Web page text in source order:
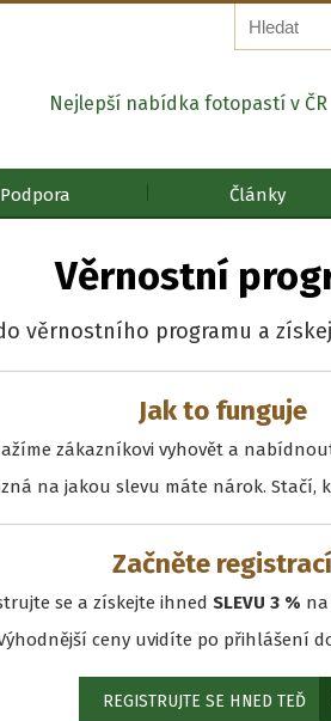
Nejlepší nabídka fotopastí v ČR
Podpora Články
Věrnostní
věrnostního programu a
Jak to funguje
zákazníkovi vyhovět a
na jakou slevu máte nárok. Stačí,
Začněte registrací
se a získejte ihned SLEVU 3 %
ceny uvidíte po přihlášení
REGISTRUJTE SE HNED TEĎ